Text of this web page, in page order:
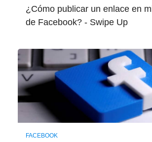
¿Cómo publicar un enlace en
de Facebook? - Swipe Up
FACEBOOK